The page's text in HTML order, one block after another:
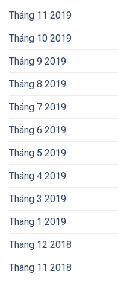
Tháng 11 2019
Tháng 10 2019
Tháng 9 2019
Tháng 8 2019
Tháng 7 2019
Tháng 6 2019
Tháng 5 2019
Tháng 4 2019
Tháng 3 2019
Tháng 1 2019
Tháng 12 2018
Tháng 11 2018